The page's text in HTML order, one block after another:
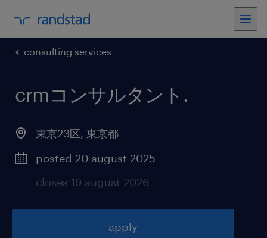
consulting services
crmコンサルタント .
東京23区, 東京都
posted 20 august 2025
closes 19 august 2026
apply